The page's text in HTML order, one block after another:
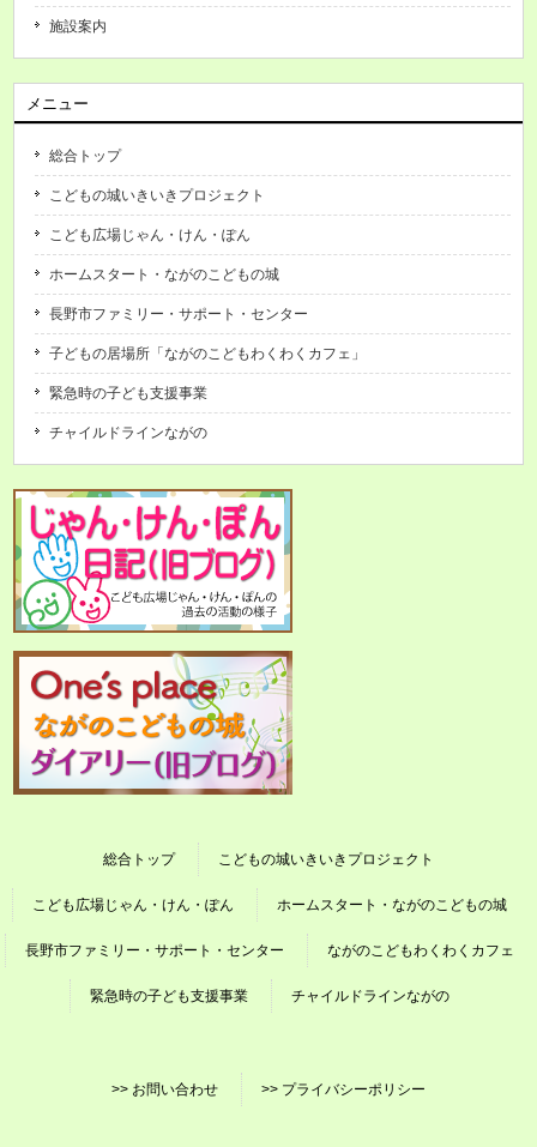
施設案内
メニュー
総合トップ
こどもの城いきいきプロジェクト
こども広場じゃん・けん・ぽん
ホームスタート・ながのこどもの城
長野市ファミリー・サポート・センター
子どもの居場所「ながのこどもわくわくカフェ」
緊急時の子ども支援事業
チャイルドラインながの
総合トップ こどもの城いきいきプロジェクト
こども広場じゃん・けん・ぽん ホームスタート・ながのこどもの城
長野市ファミリー・サポート・センター ながのこどもわくわくカフェ
緊急時の子ども支援事業 チャイルドラインながの
>> お問い合わせ >> プライバシーポリシー